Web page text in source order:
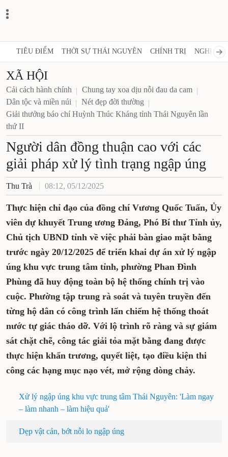
TIÊU ĐIỂM THỜI SỰ THÁI NGUYÊN CHÍNH TRỊ NGHỊ
XÃ HỘI
Cải cách hành chính
Chung tay xoa dịu nỗi đau da cam
Dân tộc và miền núi
Nét đẹp đời thường
Giải thưởng báo chí Huỳnh Thúc Kháng tỉnh Thái Nguyên lần
thứ II
Người dân đồng thuận cao với các
giải pháp xử lý tình trạng ngập úng
Thu Trà 08:12, 05/12/2025
Thực hiện chỉ đạo của đồng chí Vương Quốc Tuấn, Ủy
viên dự khuyết Trung ương Đảng, Phó Bí thư Tỉnh ủy,
Chủ tịch UBND tỉnh về việc phải bàn giao mặt bằng
trước ngày 20/12/2025 để triển khai dự án xử lý ngập
úng khu vực trung tâm tỉnh, phường Phan Đình
Phùng đã huy động toàn bộ hệ thống chính trị vào
cuộc. Phường tập trung rà soát và tuyên truyền đến
từng hộ dân có công trình lấn chiếm hệ thống thoát
nước tự giác tháo dỡ. Với lộ trình rõ ràng và sự giám
sát chặt chẽ, công tác giải tỏa mặt bằng đang được
thực hiện khẩn trương, quyết liệt, tạo điều kiện thi
công các hạng mục nạo vét, mở rộng dòng chảy.
Xử lý ngập úng khu vực trung tâm Thái Nguyên: 'Làm ngay
– làm nhanh – làm hiệu quả'
Dẹp vật cản, bớt nỗi lo ngập úng